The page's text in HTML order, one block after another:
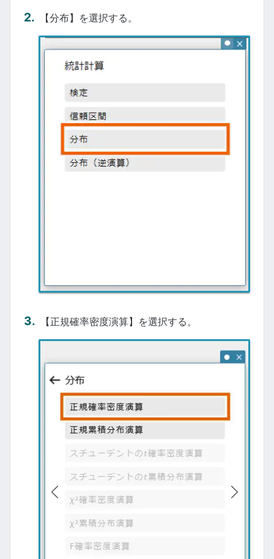
【分布】を選択する。
【正規確率密度演算】を選択する。